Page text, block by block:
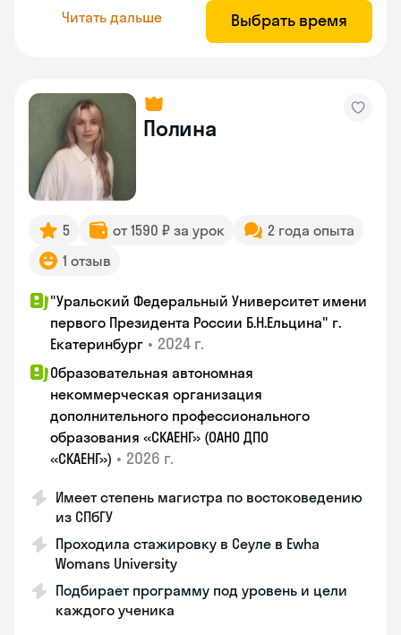
Читать дальше Выбрать время
Полина
5 от 1590 ₽ за урок
2 года опыта
1 отзыв
"Уральский Федеральный Университет имени
первого Президента России Б.Н.Ельцина" г.
Екатеринбург • 2024 г.
Образовательная автономная
некоммерческая организация
дополнительного профессионального
образования «СКАЕНГ» (ОАНО ДПО
«СКАЕНГ») • 2026 г.
Имеет степень магистра по востоковедению
из СПбГУ
Проходила стажировку в Сеуле в Ewha
Womans University
Подбирает программу под уровень и цели
каждого ученика